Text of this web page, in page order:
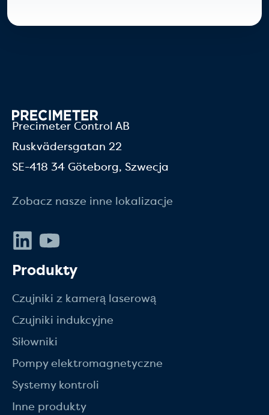
Precimeter Control AB
Ruskvädersgatan 22
SE-418 34 Göteborg, Szwecja
Zobacz nasze inne lokalizacje
LinkedIn
Produkty
Czujniki z kamerą laserową
Czujniki indukcyjne
Siłowniki
Pompy elektromagnetyczne
Systemy kontroli
Inne produkty